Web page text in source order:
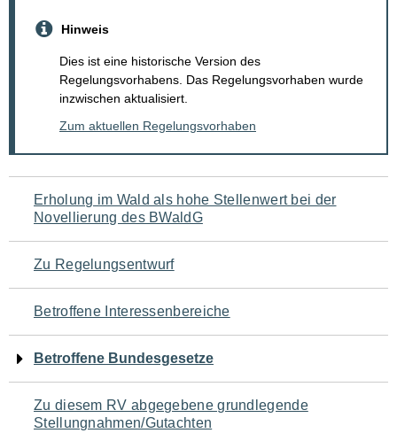
Hinweis
Dies ist eine historische Version des
Regelungsvorhabens. Das Regelungsvorhaben wurde
inzwischen aktualisiert.
Zum aktuellen Regelungsvorhaben
Navigation
für
den
Seiteninhalt
Erholung im Wald als hohe Stellenwert bei der
Novellierung des BWaldG
Zu Regelungsentwurf
Betroffene Interessenbereiche
Betroffene Bundesgesetze
Zu diesem RV abgegebene grundlegende
Stellungnahmen/Gutachten